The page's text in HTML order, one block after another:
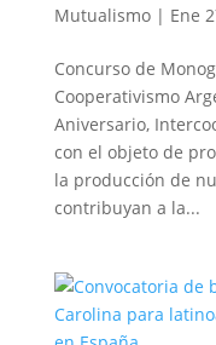
Mutualismo| Ene
Concurso de
Cooperativismo
Aniversario,
con el objeto de
la producción de
contribuyan a la...